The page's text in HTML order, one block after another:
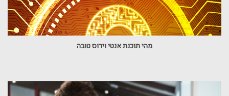
מהי תוכנת אנטי וירוס טובה